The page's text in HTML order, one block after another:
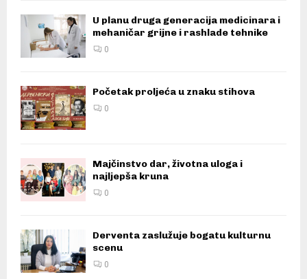
U planu druga generacija medicinara i
mehaničar grijne i rashlade tehnike
0
Početak proljeća u znaku stihova
0
Majčinstvo dar, životna uloga i
najljepša kruna
0
Derventa zaslužuje bogatu kulturnu
scenu
0